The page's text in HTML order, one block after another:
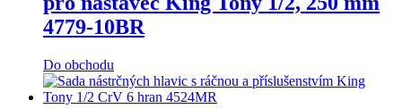
4779-10BR
Do obchodu